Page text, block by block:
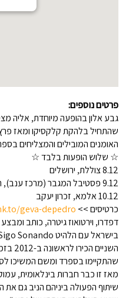
פרטים נוספים:
גבע אלון בהופעה מיוחדת, אליה
שהתחיל בלהקת קלקסיקו ומאז פרץ
האומנים המובילים והמצליחים
☆ שלוש הופעות בלבד ☆
8.12 צוללת, ירושלים
9.12 פסטיבל המגבר (מרכז ענב), תל אביב
10.12 אלמא, זכרון יעקב
כרטיסים >> geva-depedro
דפדרו, וירטואוז גיטרה, כותב
בישראל עם הלהיט Te Sigo Sonando שסחף את הרדיו המקומי.
שהתקיימו בספרד ומשם המשיכו
מאז זו כבר חברות בינלאומית,